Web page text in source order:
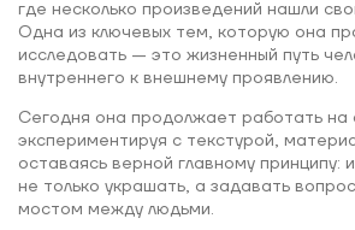
где несколько произведений нашли
Одна из ключевых тем, которую она
исследовать — это жизненный путь
внутреннего к внешнему проявлению.
Сегодня она продолжает работать на
экспериментируя с текстурой,
оставаясь верной главному принципу:
не только украшать, а задавать
мостом между людьми.